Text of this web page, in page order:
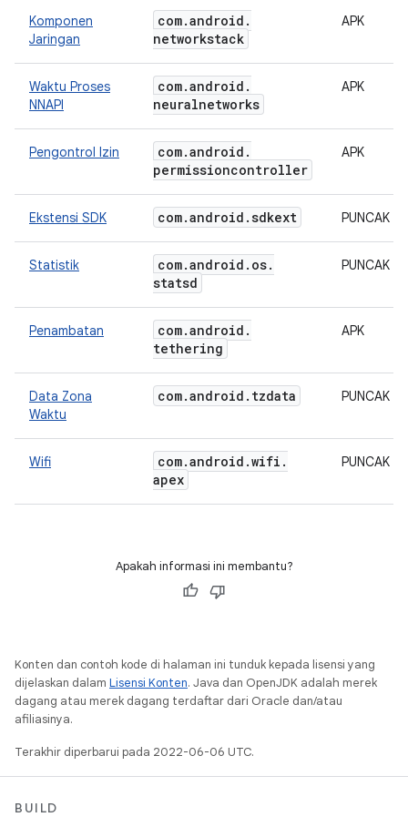
Komponen
Jaringan
com.android .
networkstack
APK
Waktu Proses
NNAPI
com.android .
neuralnetworks
APK
Pengontrol Izin com.android .
permissioncontroller
APK
Ekstensi SDK com.android .sdkext PUNCAK
Statistik com.android . os.
statsd
PUNCAK
Penambatan com.android .
tethering
APK
Data Zona
Waktu
com.android . tzdata PUNCAK
Wifi com.android .wifi .
apex
PUNCAK
Apakah informasi ini membantu?
Konten dan contoh kode di halaman ini tunduk kepada lisensi yang
dijelaskan dalam Lisensi Konten. Java dan OpenJDK adalah merek
dagang atau merek dagang terdaftar dari Oracle dan/atau
afiliasinya.
Terakhir diperbarui pada 2022-06-06 UTC.
BUILD